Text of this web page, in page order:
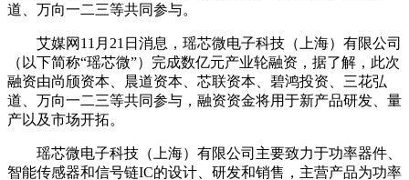
道、万向一二三等共同参与。
艾媒网11月21日消息，瑶芯微电子科技（上海）有限公司
（以下简称“瑶芯微”）完成数亿元产业轮融资，据了解，此次
融资由尚颀资本、晨道资本、芯联资本、碧鸿投资、三花弘
道、万向一二三等共同参与，融资资金将用于新产品研发、量
产以及市场开拓。
瑶芯微电子科技（上海）有限公司主要致力于功率器件、
智能传感器和信号链IC的设计、研发和销售，主营产品为功率